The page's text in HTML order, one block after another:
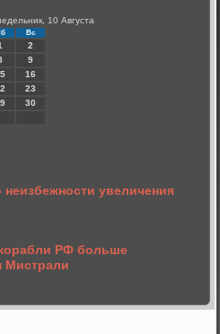
10 Августа
Вс
2
9
16
23
30
увеличения
РФ больше
Мистрали